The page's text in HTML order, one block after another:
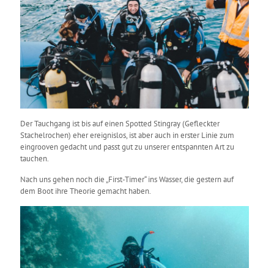
Der Tauchgang ist bis auf einen Spotted Stingray (Gefleckter
Stachelrochen) eher ereignislos, ist aber auch in erster Linie zum
eingrooven gedacht und passt gut zu unserer entspannten Art zu
tauchen.
Nach uns gehen noch die „First-Timer“ ins Wasser, die gestern auf
dem Boot ihre Theorie gemacht haben.